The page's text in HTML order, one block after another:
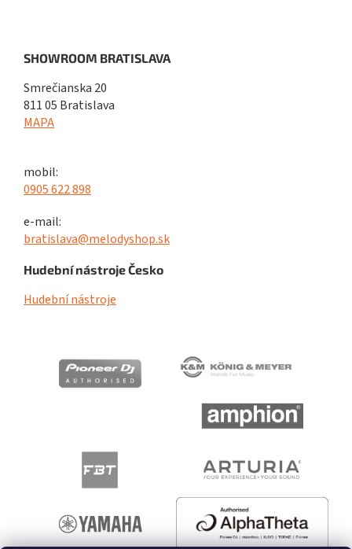
SHOWROOM BRATISLAVA
Smrečianska 20
811 05 Bratislava
MAPA
mobil:
0905 622 898
e-mail:
bratislava@melodyshop.sk
Hudební nástroje Česko
Hudební nástroje